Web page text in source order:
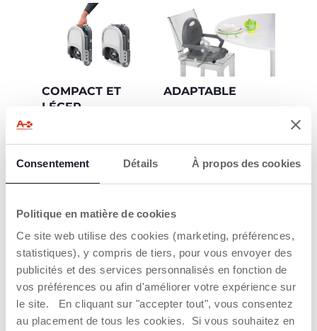
Consentement Détails À propos des cookies
Politique en matière de cookies
Ce site web utilise des cookies (marketing, préférences,
statistiques), y compris de tiers, pour vous envoyer des
publicités et des services personnalisés en fonction de
vos préférences ou afin d'améliorer votre expérience sur
le site. En cliquant sur "accepter tout", vous consentez
au placement de tous les cookies. Si vous souhaitez en
COMPACT ET
LÉGER
Pocket Snack ne pèse
transporte
idéale au restaurant,
chez les grands-
parents ou en
vacances.
ADAPTABLE
atteindre la table et
ou retiré.